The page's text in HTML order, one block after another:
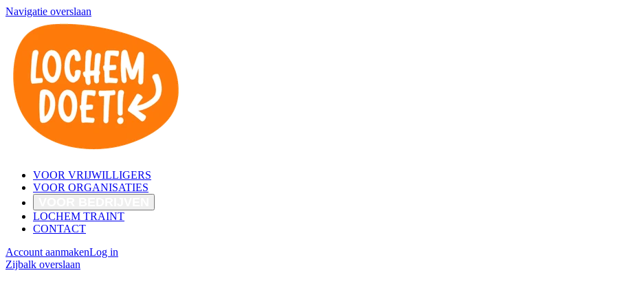
Navigatie overslaan
VOOR VRIJWILLIGERS
VOOR ORGANISATIES
LOCHEM TRAINT
CONTACT
Account aanmakenLog in
Zijbalk overslaan